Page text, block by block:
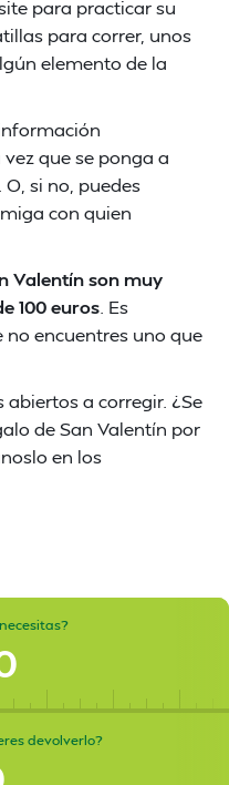
para practicar su
para correr, unos
elemento de la
que se ponga a
si no, puedes
con quien
Valentín son muy
100 euros . Es
encuentres uno que
a corregir. ¿Se
de San Valentín por
en los
devolverlo?